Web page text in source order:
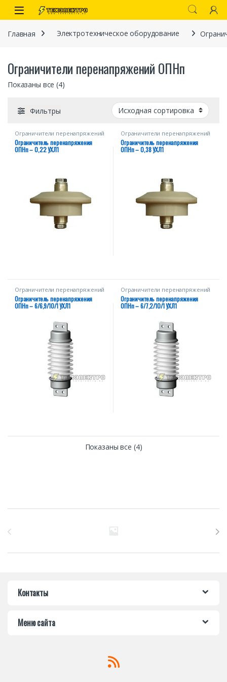
Перейти к навигации
перейти к содержанию
Open
Главная Электротехническое оборудование
Ограничители перенапряжений ОПНп
Показаны все (4)
Фильтры
Ограничители перенапряжений
ОПНп
Ограничитель перенапряжения
ОПНп – 0,22 УХЛ1
Ограничители перенапряжений
ОПНп
Ограничитель перенапряжения
ОПНп – 0,38 УХЛ1
Ограничители перенапряжений
ОПНп
Ограничитель перенапряжения
ОПНп – 6/6,9/10/1 УХЛ1
Ограничители перенапряжений
ОПНп
Ограничитель перенапряжения
ОПНп – 6/7,2/10/1 УХЛ1
Показаны все (4)
Контакты
Меню сайта